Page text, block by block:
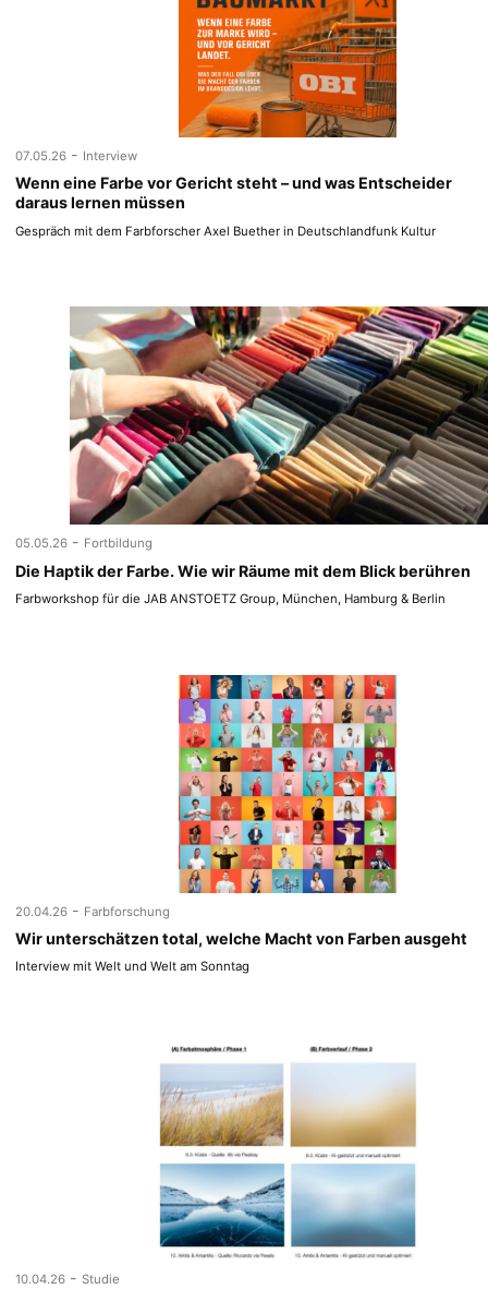
07.05.26 - Interview
Wenn eine Farbe vor Gericht steht – und was Entscheider
daraus lernen müssen
Gespräch mit dem Farbforscher Axel Buether in Deutschlandfunk Kultur
05.05.26 - Fortbildung
Die Haptik der Farbe. Wie wir Räume mit dem Blick berühren
Farbworkshop für die JAB ANSTOETZ Group, München, Hamburg & Berlin
20.04.26 - Farbforschung
Wir unterschätzen total, welche Macht von Farben ausgeht
Interview mit Welt und Welt am Sonntag
10.04.26 - Studie